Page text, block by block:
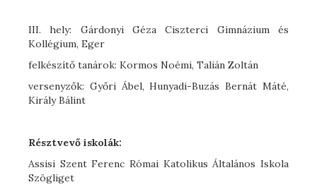
III. hely: Gárdonyi Géza Ciszterci Gimnázium és
Kollégium, Eger
felkészítő tanárok: Kormos Noémi, Talián Zoltán
versenyzők: Győri Ábel, Hunyadi-Buzás Bernát Máté,
Király Bálint
Résztvevő iskolák:
Assisi Szent Ferenc Római Katolikus Általános Iskola
Szögliget